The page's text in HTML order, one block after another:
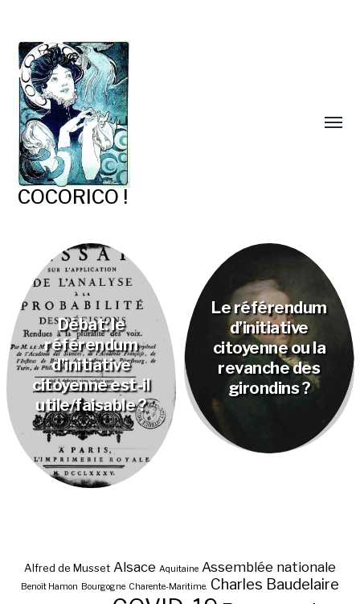
COCORICO !
Débat: le
référendum
d’initiative
citoyenne est-il
utile/faisable ?
Le référendum
d’initiative
citoyenne ou la
revanche des
girondins ?
Alfred de Musset Alsace Aquitaine Assemblée nationale
Benoît Hamon Bourgogne Charente-Maritime. Charles Baudelaire